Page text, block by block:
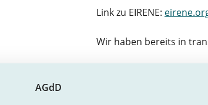
Link zu EIRENE:
Wir haben bereits in
AGdD